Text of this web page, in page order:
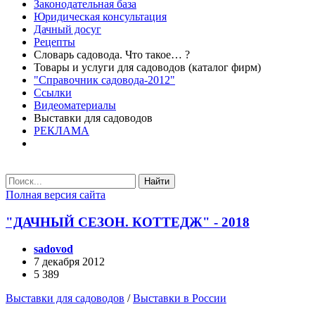
Законодательная база
Юридическая консультация
Дачный досуг
Рецепты
Словарь садовода. Что такое… ?
Товары и услуги для садоводов (каталог фирм)
"Справочник садовода-2012"
Ссылки
Видеоматериалы
Выставки для садоводов
РЕКЛАМА
Найти
Полная версия сайта
"ДАЧНЫЙ СЕЗОН. КОТТЕДЖ" - 2018
sadovod
7 декабря 2012
5 389
Выставки для садоводов /Выставки в России